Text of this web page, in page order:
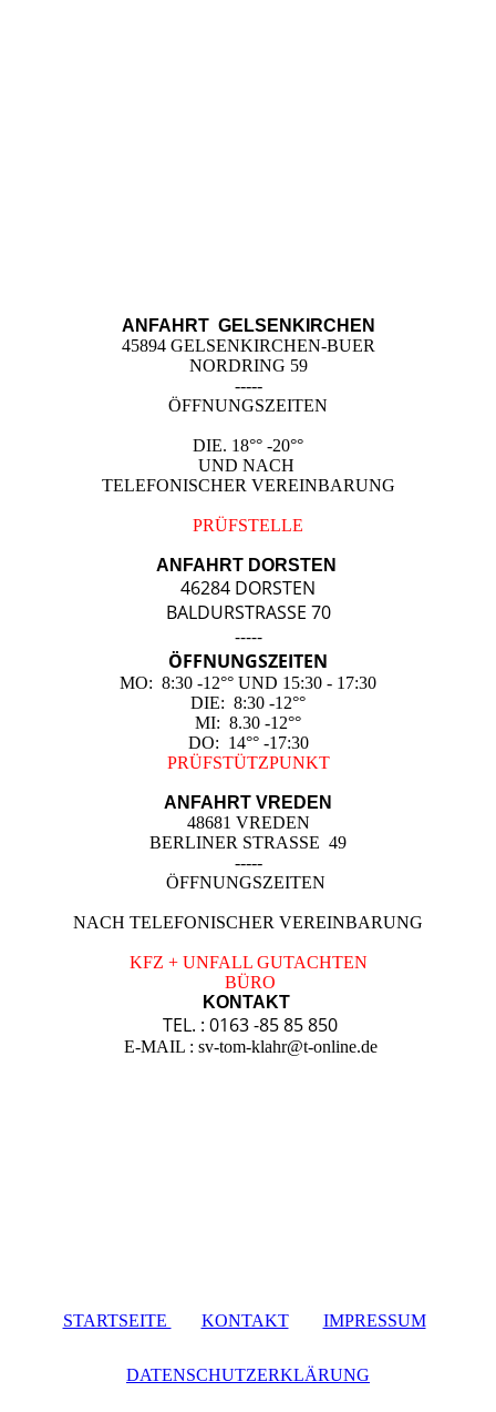
ANFAHRT GELSENKIRCHEN
45894 GELSENKIRCHEN-BUER
NORDRING 59
-----
ÖFFNUNGSZEITEN
DIE. 18°° -20°°
UND NACH
TELEFONISCHER VEREINBARUNG
PRÜFSTELLE
ANFAHRT DORSTEN
46284 DORSTEN
BALDURSTRASSE 70
-----
ÖFFNUNGSZEITEN
MO: 8:30 -12°° UND 15:30 - 17:30
DIE: 8:30 -12°°
MI: 8.30 -12°°
DO: 14°° -17:30
PRÜFSTÜTZPUNKT
ANFAHRT VREDEN
48681 VREDEN
BERLINER STRASSE 49
-----
ÖFFNUNGSZEITEN
NACH TELEFONISCHER VEREINBARUNG
KFZ + UNFALL GUTACHTEN
BÜRO
KONTAKT
TEL. : 0163 -85 85 850
E-MAIL : sv-tom-klahr@t-online.de
STARTSEITE KONTAKT IMPRESSUM
DATENSCHUTZERKLÄRUNG